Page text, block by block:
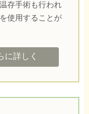
存手術も行われ
使用することが
に詳しく